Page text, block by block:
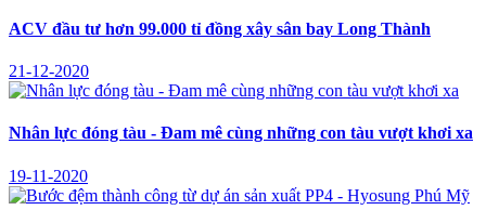
ACV đầu tư hơn 99.000 tỉ đồng xây sân bay Long Thành
21-12-2020
Nhân lực đóng tàu - Đam mê cùng những con tàu vượt khơi xa
19-11-2020